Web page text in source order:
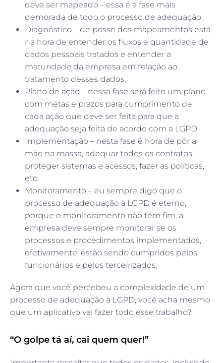
deve ser mapeado – essa é a fase mais
demorada de todo o processo de adequação.
Diagnóstico – de posse dos mapeamentos está
na hora de entender os fluxos e quantidade de
dados pessoais tratados e entender a
maturidade da empresa em relação ao
tratamento desses dados;
Plano de ação – nessa fase será feito um plano
com metas e prazos para cumprimento de
cada ação que deve ser feita para que a
adequação seja feita de acordo com a LGPD;
Implementação – nesta fase é hora de pôr a
mão na massa, adequar todos os contratos,
proteger sistemas e acessos, fazer as políticas,
etc;
Monitoramento – eu sempre digo que o
processo de adequação à LGPD é eterno,
porque o monitoramento não tem fim, a
empresa deve sempre monitorar se os
processos e procedimentos implementados,
efetivamente, estão sendo cumpridos pelos
funcionários e pelos terceirizados.
Agora que você percebeu a complexidade de um
processo de adequação à LGPD, você acha mesmo
que um aplicativo vai fazer todo esse trabalho?
“O golpe tá aí, cai quem quer!”